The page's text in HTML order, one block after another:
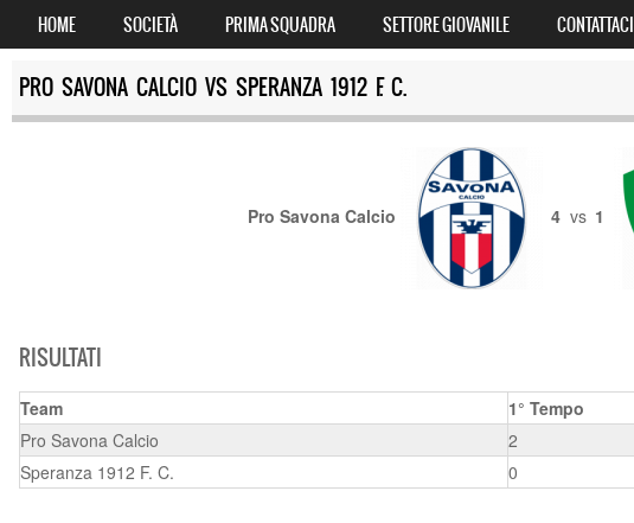
MENU
SKIP TO CONTENT
HOME SOCIETÀ PRIMA SQUADRA SETTORE GIOVANILE CONTATTACI
PRO SAVONA CALCIO VS SPERANZA 1912 F. C.
Pro Savona Calcio 4 vs 1
RISULTATI
Team 1° Tempo
Pro Savona Calcio
2
Speranza 1912 F. C.
0